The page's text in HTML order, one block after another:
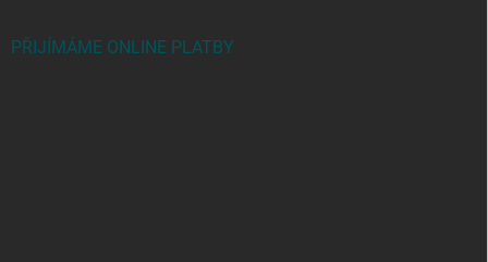
PŘIJÍMÁME ONLINE PLATBY